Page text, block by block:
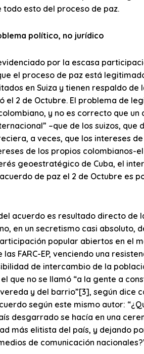
todo esto del proceso de paz.
político, no jurídico
por la escasa
el proceso de paz está
en Suiza y tienen respaldo
el 2 de Octubre. El problema de
y no es correcto que
–que de los suizos,
a veces, que los intereses
de los propios colombianos-
geoestratégico de Cuba, el
de paz el 2 de Octubre es
acuerdo es resultado directo de
en un secretismo casi absoluto,
popular abiertos en el
FARC-EP, venciendo una
de intercambio de la
que no se llamó “a la gente a
y del barrio”[3], según dice
según este mismo autor:
desgarrado se hacía en una
más elitista del país, y dejando
de comunicación